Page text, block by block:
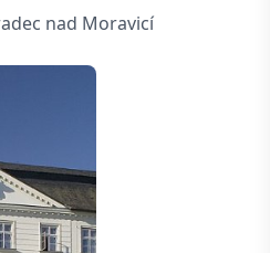
nad Moravicí